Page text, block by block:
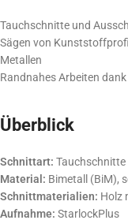
Tauchschnitte und
Sägen von
Metallen
Randnahes Arbeiten
Überblick
Schnittart: Tauchschnitte
Material: Bimetall (BiM),
Schnittmaterialien: Holz
Aufnahme: StarlockPlus